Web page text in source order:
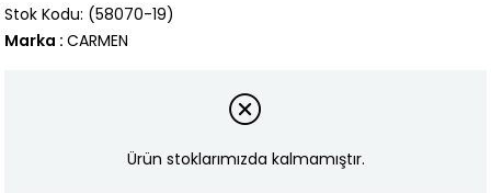
(58070-19)
Marka : CARMEN
Ürün stoklarımızda kalmamıştır.